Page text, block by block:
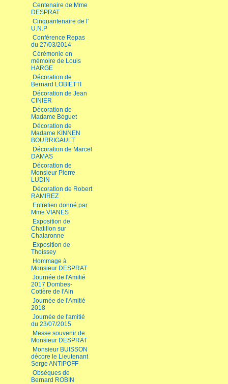
Centenaire de Mme
DESPRAT
Cinquantenaire de l'
U.N.P
Conférence Repas
du 27/03/2014
Cérémonie en
mémoire de Louis
HARGE
Décoration de
Bernard LOBIETTI
Décoration de Jean
CINIER
Décoration de
Madame Béguet
Décoration de
Madame KINNEN
BOURRIGAULT
Décoration de Marcel
DAMAS
Décoration de
Monsieur Pierre
LUDIN
Décoration de Robert
RAMIREZ
Entretien donné par
Mme VIANES
Exposition de
Chatillon sur
Chalaronne
Exposition de
Thoissey
Hommage à
Monsieur DESPRAT
Journée de l'Amitié
2017 Dombes-
Cotière de l'Ain
Journée de l'Amitié
2018
Journée de l'amitié
du 23/07/2015
Messe souvenir de
Monsieur DESPRAT
Monsieur BUISSON
décore le Lieutenant
Serge ANTIPOFF
Obsèques de
Bernard ROBIN